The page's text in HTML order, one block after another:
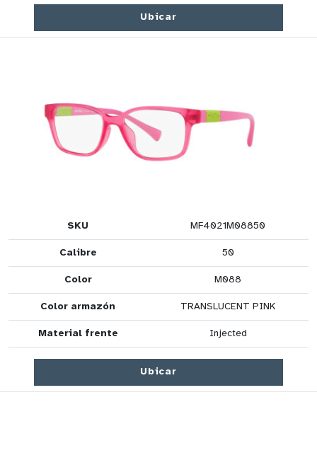
Ubicar
SKU MF4021M08850
Calibre 50
Color M088
Color armazón TRANSLUCENT PINK
Material frente Injected
Ubicar